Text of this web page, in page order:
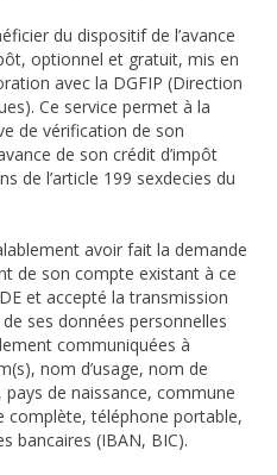
du dispositif de l’avance
optionnel et gratuit, mis en
avec la DGFIP (Direction
Ce service permet à la
de vérification de son
de son crédit d’impôt
de l’article 199 sexdecies du
avoir fait la demande
de son compte existant à ce
et accepté la transmission
de ses données personnelles
communiquées à
nom d’usage, nom de
de naissance, commune
complète, téléphone portable,
bancaires (IBAN, BIC).